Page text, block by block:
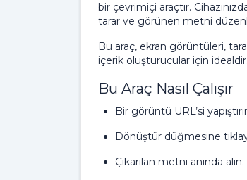
bir çevrimiçi araçtır.
tarar ve görünen metni
Bu araç, ekran görüntüleri,
içerik oluşturucular için idealdir.
Bu Araç Nasıl Çalışır
Bir görüntü URL’si
Dönüştür düğmesine
Çıkarılan metni anında alın.